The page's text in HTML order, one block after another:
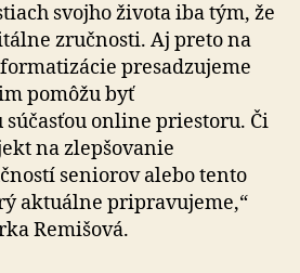
svojho života iba tým, že
zručnosti. Aj preto na
presadzujeme
pomôžu byť
online priestoru. Či
na zlepšovanie
seniorov alebo tento
aktuálne pripravujeme,“
Remišová.